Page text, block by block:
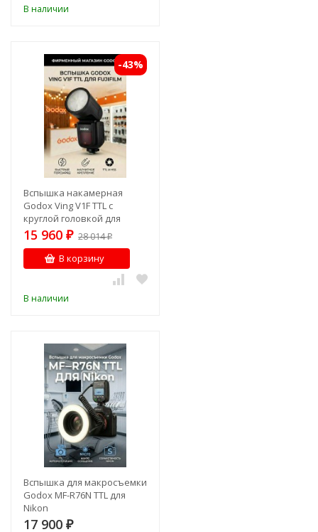
В наличии
-43%
Вспышка накамерная
Godox Ving V1F TTL с
круглой головкой для
Fujifilm 1
15 960 ₽ 28 014₽
В корзину
В наличии
Вспышка для макросъемки
Godox MF-R76N TTL для
Nikon
17 900 ₽